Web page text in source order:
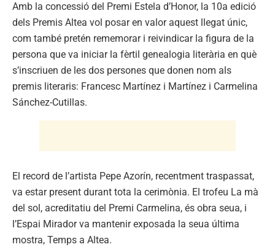
Amb la concessió del Premi Estela d’Honor, la 10a edició
dels Premis Altea vol posar en valor aquest llegat únic,
com també pretén rememorar i reivindicar la figura de la
persona que va iniciar la fèrtil genealogia literària en què
s’inscriuen de les dos persones que donen nom als
premis literaris: Francesc Martínez i Martínez i Carmelina
Sánchez-Cutillas.
El record de l’artista Pepe Azorín, recentment traspassat,
va estar present durant tota la cerimònia. El trofeu La mà
del sol, acreditatiu del Premi Carmelina, és obra seua, i
l’Espai Mirador va mantenir exposada la seua última
mostra, Temps a Altea.